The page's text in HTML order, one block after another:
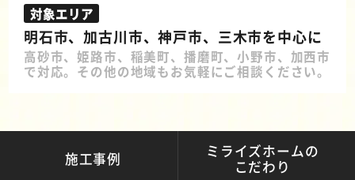
対象エリア
明石市、加古川市、神戸市、三木市を中心に
高砂市、姫路市、稲美町、播磨町、小野市、加西市
で対応。その他の地域もお気軽にご相談ください。
施工事例
ミライズホームの
こだわり